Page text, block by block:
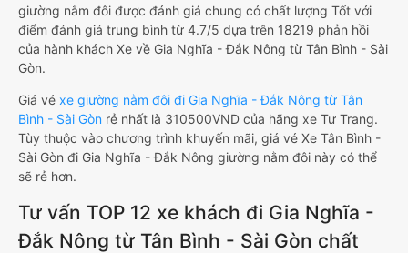
giường nằm đôi được đánh giá chung có chất lượng Tốt với
điểm đánh giá trung bình từ 4.7/5 dựa trên 18219 phản hồi
của hành khách Xe về Gia Nghĩa - Đắk Nông từ Tân Bình - Sài
Gòn.
Giá vé xe giường nằm đôi đi Gia Nghĩa - Đắk Nông từ Tân
Bình - Sài Gòn rẻ nhất là 310500VND của hãng xe Tư Trang.
Tùy thuộc vào chương trình khuyến mãi, giá vé Xe Tân Bình -
Sài Gòn đi Gia Nghĩa - Đắk Nông giường nằm đôi này có thể
sẽ rẻ hơn.
Tư vấn TOP 12 xe khách đi Gia Nghĩa -
Đắk Nông từ Tân Bình - Sài Gòn chất